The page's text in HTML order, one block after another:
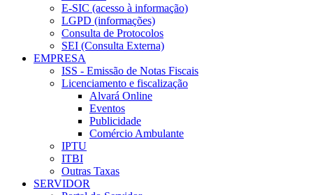
E-SIC (acesso à informação)
LGPD (informações)
Consulta de Protocolos
SEI (Consulta Externa)
EMPRESA
ISS - Emissão de Notas Fiscais
Licenciamento e fiscalização
Alvará Online
Eventos
Publicidade
Comércio Ambulante
IPTU
ITBI
Outras Taxas
SERVIDOR